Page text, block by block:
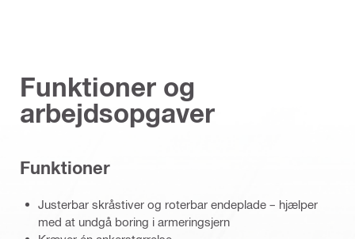
Funktioner og
arbejdsopgaver
Funktioner
Justerbar skråstiver og roterbar endeplade – hjælper
med at undgå boring i armeringsjern